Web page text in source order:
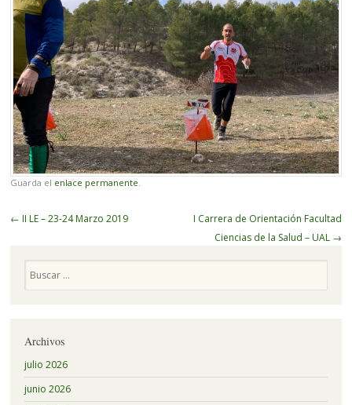
Guarda el enlace permanente.
Navegador
← II LE – 23-24 Marzo 2019
I Carrera de Orientación Facultad
Ciencias de la Salud – UAL →
Archivos
julio 2026
junio 2026